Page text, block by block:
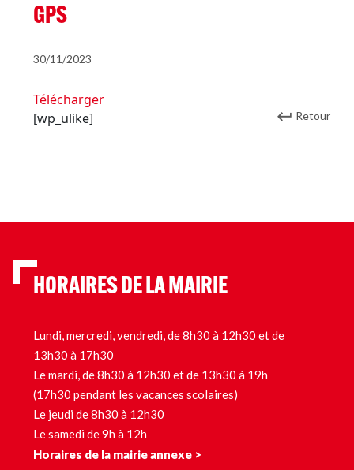
GPS
30/11/2023
Télécharger
[wp_ulike]
Retour
HORAIRES DE LA MAIRIE
Lundi, mercredi, vendredi, de 8h30 à 12h30 et de
13h30 à 17h30
Le mardi, de 8h30 à 12h30 et de 13h30 à 19h
(17h30 pendant les vacances scolaires)
Le jeudi de 8h30 à 12h30
Le samedi de 9h à 12h
Horaires de la mairie annexe >